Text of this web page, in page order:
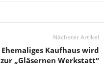
Nächster Artikel
Ehemaliges Kaufhaus wird
zur „Gläsernen Werkstatt“